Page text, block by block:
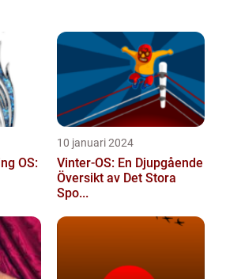
OS:
10 januari 2024
Vinter-OS: En Djupgående
Översikt av Det Stora
Spo...